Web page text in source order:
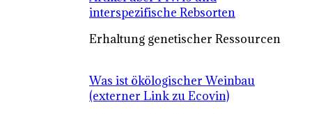
interspezifische Rebsorten
Erhaltung genetischer Ressourcen
Was ist ökölogischer Weinbau
(externer Link zu Ecovin)